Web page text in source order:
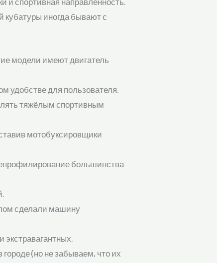
кубатуры иногда бывают с
модели имеют двигатель
удобстве для пользователя.
тяжёлым спортивным
мотобуксировщики
большинства
сделали машину
(но не забываем, что их